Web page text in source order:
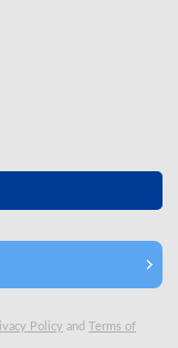
Policy and Terms of